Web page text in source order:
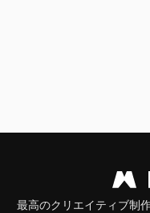
最高のクリエイティブ制